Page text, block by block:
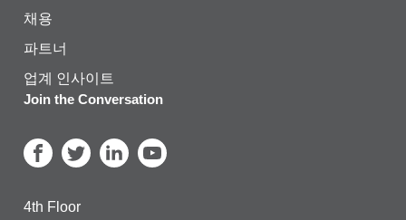
채용
파트너
업계 인사이트
Join the Conversation
4th Floor